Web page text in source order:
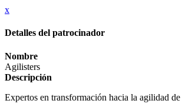
x
Detalles del patrocinador
Nombre
Agilisters
Descripción
Expertos en transformación hacia la agilidad